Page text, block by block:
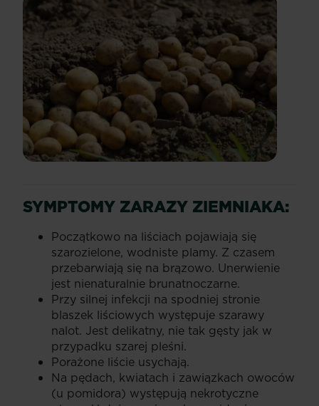
SYMPTOMY ZARAZY ZIEMNIAKA:
Początkowo na liściach pojawiają się
szarozielone, wodniste plamy. Z czasem
przebarwiają się na brązowo. Unerwienie
jest nienaturalnie brunatnoczarne.
Przy silnej infekcji na spodniej stronie
blaszek liściowych występuje szarawy
nalot. Jest delikatny, nie tak gęsty jak w
przypadku szarej pleśni.
Porażone liście usychają.
Na pędach, kwiatach i zawiązkach owoców
(u pomidora) występują nekrotyczne